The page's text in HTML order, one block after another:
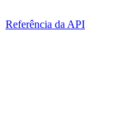
Referência da API